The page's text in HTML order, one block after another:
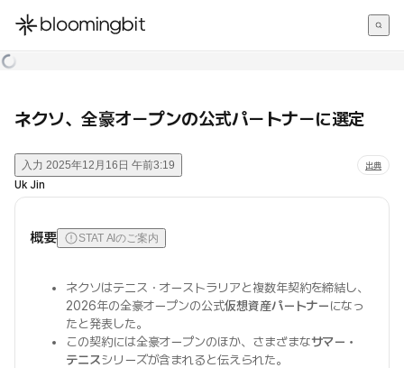
한국어
ネクソ、全豪オープンの公式パートナーに選定
入力 2025年12月16日 午前3:19 出典
Uk Jin
概要 STAT AIのご案内
ネクソはテニス・オーストラリアと複数年契約を締結し、
2026年の全豪オープンの公式仮想資産パートナーになっ
たと発表した。
この契約には全豪オープンのほか、さまざまなサマー・
テニスシリーズが含まれると伝えられた。